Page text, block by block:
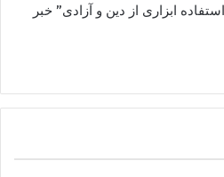
ابزاری از دین و آزادی” خبر